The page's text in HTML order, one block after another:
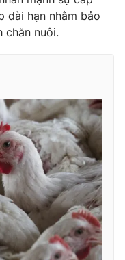
dài hạn nhằm bảo
chăn nuôi.